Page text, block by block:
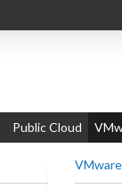
Public Cloud